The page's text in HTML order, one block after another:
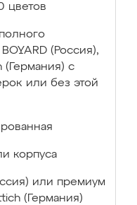
цветов
(Россия),
(Германия) с
или без этой
корпуса
или премиум
(Германия)